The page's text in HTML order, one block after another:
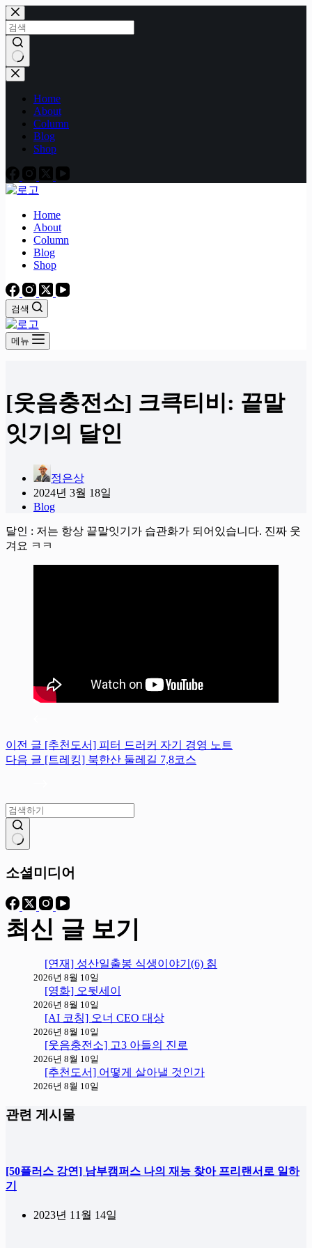
본
문
으
로
건
너
결
Home
About
Column
Blog
Shop
Home
About
Column
Blog
Shop
검색
메뉴
[웃음충전소] 크큭티비: 끝말
잇기의 달인
정은상
2024년 3월 18일
Blog
달인 : 저는 항상 끝말잇기가 습관화가 되어있습니다. 진짜 웃
겨요 ㅋㅋ
이전 글 [추천도서] 피터 드러커 자기 경영 노트
다음 글 [트레킹] 북한산 둘레길 7,8코스
과
음
소셜미디어
최신 글 보기
[연재] 성산일출봉 식생이야기(6) 칡
2026년 8월 10일
[영화] 오뒷세이
2026년 8월 10일
[AI 코칭] 오너 CEO 대상
2026년 8월 10일
[웃음충전소] 고3 아들의 진로
2026년 8월 10일
[추천도서] 어떻게 살아낼 것인가
2026년 8월 10일
관련 게시물
[50플러스 강연] 남부캠퍼스 나의 재능 찾아 프리랜서로 일하
기
2023년 11월 14일